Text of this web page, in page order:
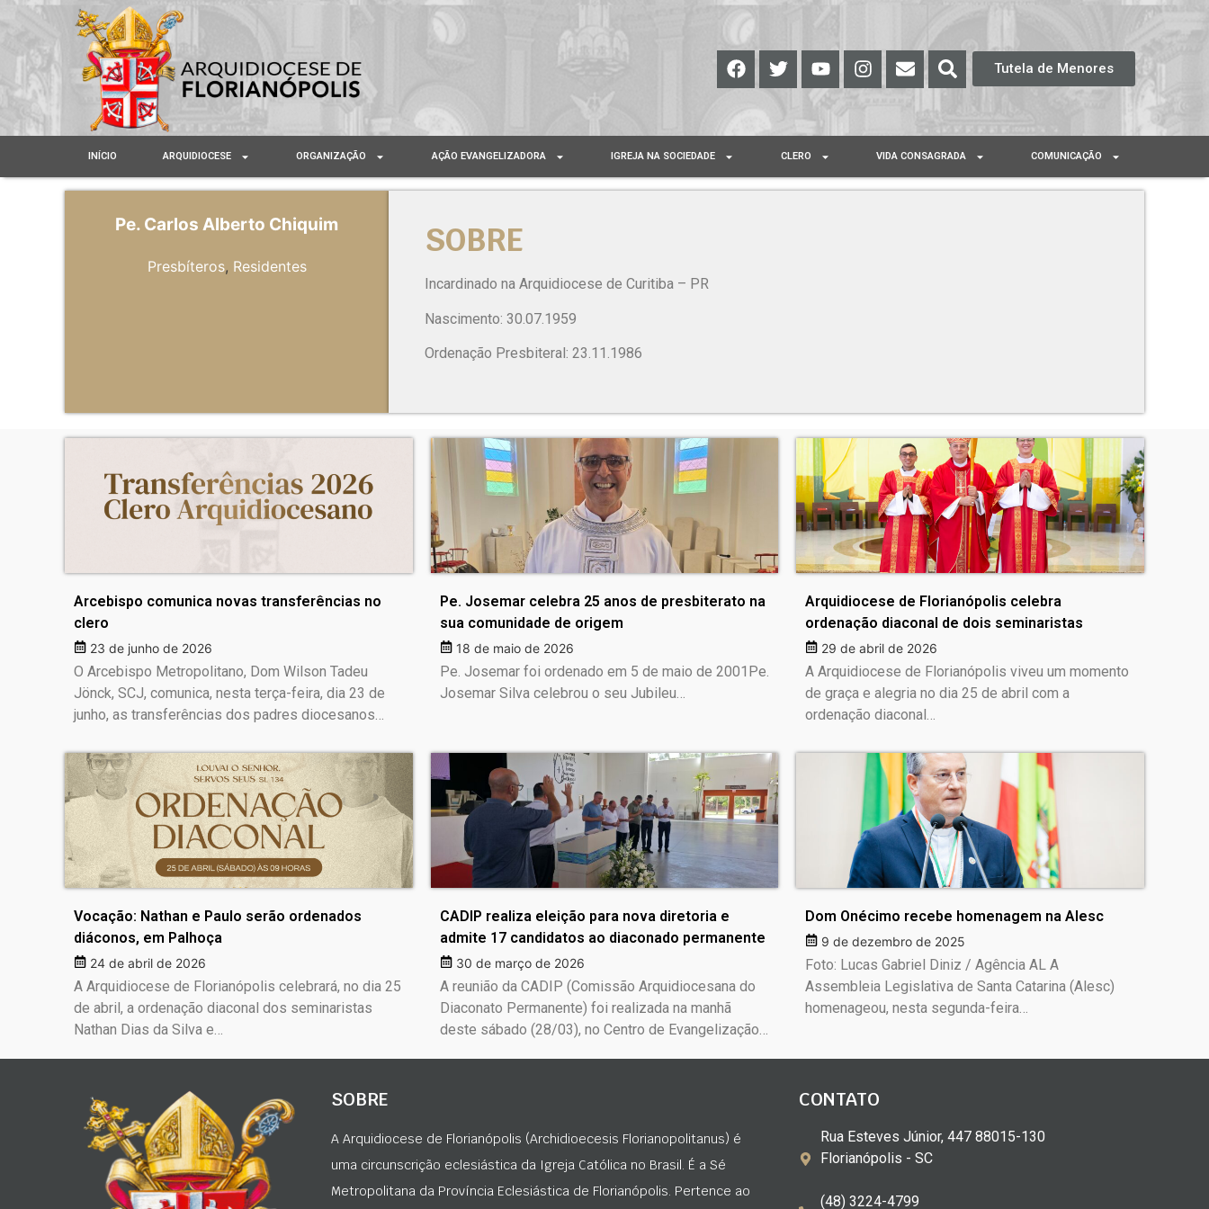
Tutela de Menores
INÍCIO ARQUIDIOCESE ORGANIZAÇÃO AÇÃO EVANGELIZADORA IGREJA NA SOCIEDADE CLERO VIDA CONSAGRADA COMUNICAÇÃO
Pe. Carlos Alberto Chiquim
Presbíteros, Residentes
SOBRE
Incardinado na Arquidiocese de Curitiba – PR
Nascimento: 30.07.1959
Ordenação Presbiteral: 23.11.1986
Arcebispo comunica novas transferências no
clero
23 de junho de 2026
O Arcebispo Metropolitano, Dom Wilson Tadeu
Jönck, SCJ, comunica, nesta terça-feira, dia 23 de
junho, as transferências dos padres diocesanos…
Pe. Josemar celebra 25 anos de presbiterato na
sua comunidade de origem
18 de maio de 2026
Pe. Josemar foi ordenado em 5 de maio de 2001Pe.
Josemar Silva celebrou o seu Jubileu…
Arquidiocese de Florianópolis celebra
ordenação diaconal de dois seminaristas
29 de abril de 2026
A Arquidiocese de Florianópolis viveu um momento
de graça e alegria no dia 25 de abril com a
ordenação diaconal…
Vocação: Nathan e Paulo serão ordenados
diáconos, em Palhoça
24 de abril de 2026
A Arquidiocese de Florianópolis celebrará, no dia 25
de abril, a ordenação diaconal dos seminaristas
Nathan Dias da Silva e…
CADIP realiza eleição para nova diretoria e
admite 17 candidatos ao diaconado permanente
30 de março de 2026
A reunião da CADIP (Comissão Arquidiocesana do
Diaconato Permanente) foi realizada na manhã
deste sábado (28/03), no Centro de Evangelização…
Dom Onécimo recebe homenagem na Alesc
9 de dezembro de 2025
Foto: Lucas Gabriel Diniz / Agência AL A
Assembleia Legislativa de Santa Catarina (Alesc)
homenageou, nesta segunda-feira…
SOBRE
A Arquidiocese de Florianópolis (Archidioecesis Florianopolitanus) é
uma circunscrição eclesiástica da Igreja Católica no Brasil. É a Sé
Metropolitana da Província Eclesiástica de Florianópolis. Pertence ao
CONTATO
Rua Esteves Júnior, 447 88015-130
Florianópolis - SC
(48) 3224-4799